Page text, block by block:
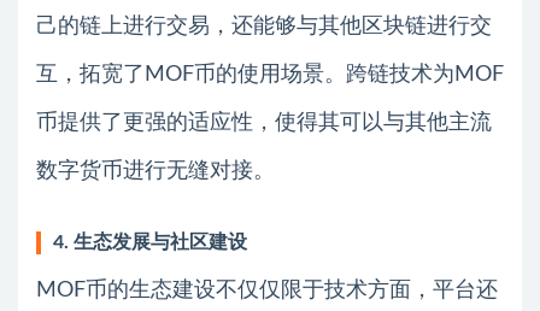
己的链上进行交易，还能够与其他区块链进行交
互，拓宽了MOF币的使用场景。跨链技术为MOF
币提供了更强的适应性，使得其可以与其他主流
数字货币进行无缝对接。
4. 生态发展与社区建设
MOF币的生态建设不仅仅限于技术方面，平台还